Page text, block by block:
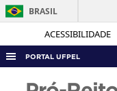
ACESSIBILIDADE
BRASIL
PORTAL UFPEL